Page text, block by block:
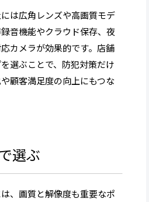
は広角レンズや高画質モデ
音機能やクラウド保存、夜
カメラが効果的です。店舗
選ぶことで、防犯対策だけ
顧客満足度の向上にもつな
選ぶ
、画質と解像度も重要なポ